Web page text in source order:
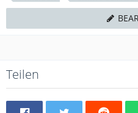
Teilen